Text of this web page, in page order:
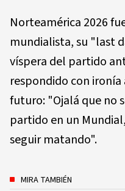
Norteamérica 2026
mundialista, su "last
víspera del partido
respondido con
futuro: "Ojalá que no
partido en un
seguir matando".
MIRA TAMBIÉN